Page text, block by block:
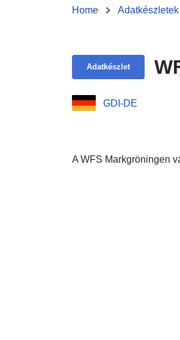
Home Adatkészletek
Adatkészlet
GDI-DE
A WFS Markgröningen